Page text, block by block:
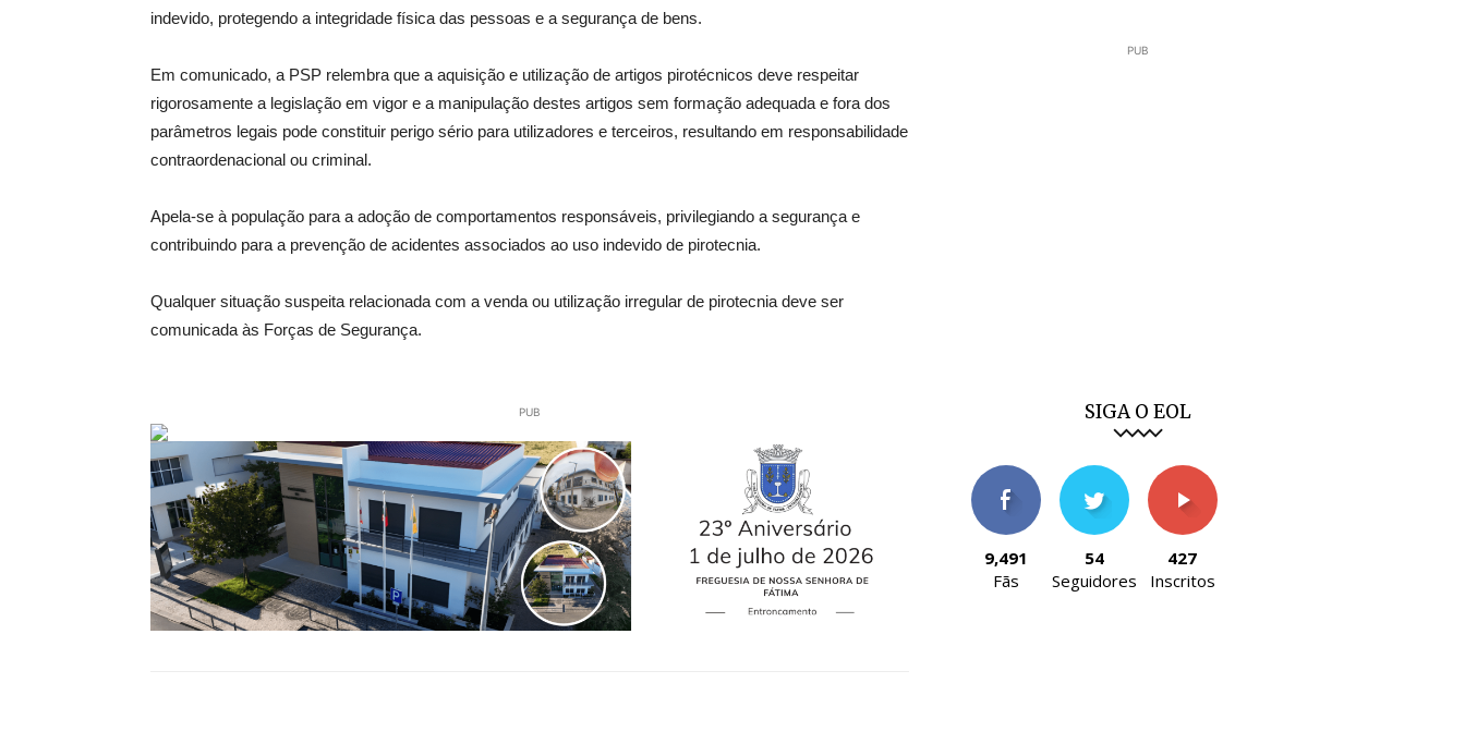
indevido, protegendo a integridade física das pessoas e a segurança de bens.
Em comunicado, a PSP relembra que a aquisição e utilização de artigos pirotécnicos deve respeitar
rigorosamente a legislação em vigor e a manipulação destes artigos sem formação adequada e fora dos
parâmetros legais pode constituir perigo sério para utilizadores e terceiros, resultando em responsabilidade
contraordenacional ou criminal.
Apela-se à população para a adoção de comportamentos responsáveis, privilegiando a segurança e
contribuindo para a prevenção de acidentes associados ao uso indevido de pirotecnia.
Qualquer situação suspeita relacionada com a venda ou utilização irregular de pirotecnia deve ser
comunicada às Forças de Segurança.
PUB
PUB
SIGA O EOL
9,491
Fãs
54
Seguidores
427
Inscritos